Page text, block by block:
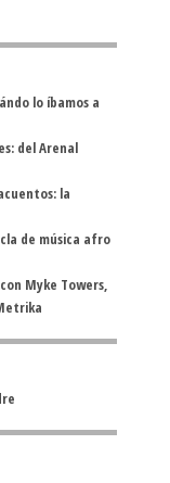
lo íbamos a
del Arenal
la
de música afro
Myke Towers,